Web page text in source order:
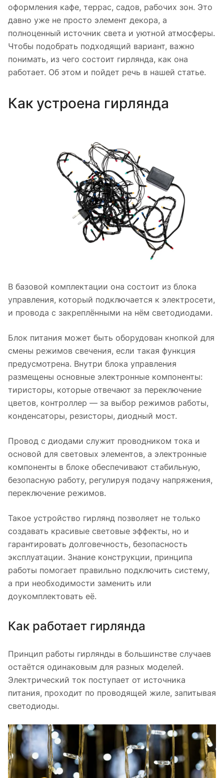
оформления кафе, террас, садов, рабочих зон. Это
давно уже не просто элемент декора, а
полноценный источник света и уютной атмосферы.
Чтобы подобрать подходящий вариант, важно
понимать, из чего состоит гирлянда, как она
работает. Об этом и пойдет речь в нашей статье.
Как устроена гирлянда
В базовой комплектации она состоит из блока
управления, который подключается к электросети,
и провода с закреплёнными на нём светодиодами.
Блок питания может быть оборудован кнопкой для
смены режимов свечения, если такая функция
предусмотрена. Внутри блока управления
размещены основные электронные компоненты:
тиристоры, которые отвечают за переключение
цветов, контроллер — за выбор режимов работы,
конденсаторы, резисторы, диодный мост.
Провод с диодами служит проводником тока и
основой для световых элементов, а электронные
компоненты в блоке обеспечивают стабильную,
безопасную работу, регулируя подачу напряжения,
переключение режимов.
Такое устройство гирлянд позволяет не только
создавать красивые световые эффекты, но и
гарантировать долговечность, безопасность
эксплуатации. Знание конструкции, принципа
работы помогает правильно подключить систему,
а при необходимости заменить или
доукомплектовать её.
Как работает гирлянда
Принцип работы гирлянды в большинстве случаев
остаётся одинаковым для разных моделей.
Электрический ток поступает от источника
питания, проходит по проводящей жиле, запитывая
светодиоды.